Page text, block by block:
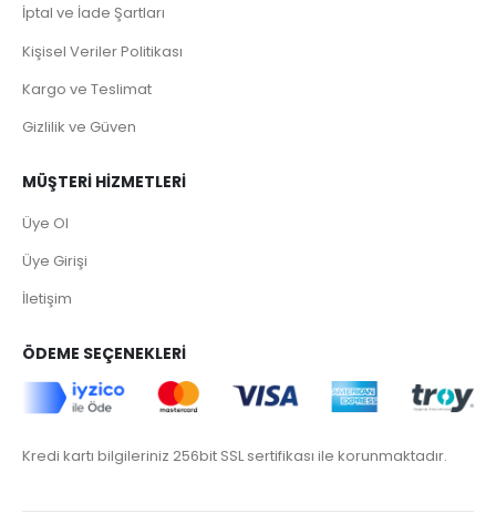
İptal ve İade Şartları
Kişisel Veriler Politikası
Kargo ve Teslimat
Gizlilik ve Güven
MÜŞTERİ HİZMETLERİ
Üye Ol
Üye Girişi
İletişim
ÖDEME SEÇENEKLERİ
Kredi kartı bilgileriniz 256bit SSL sertifikası ile korunmaktadır.